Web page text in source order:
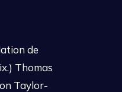
de
Thomas
Taylor-